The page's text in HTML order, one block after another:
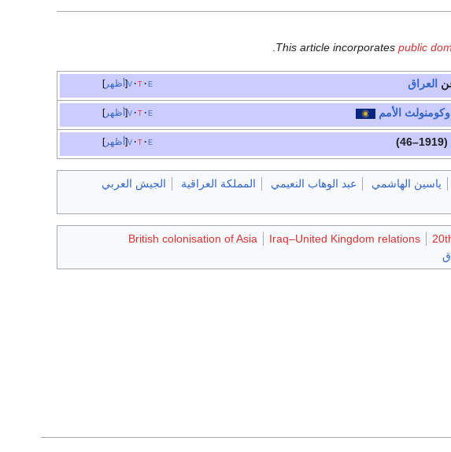
This article incorporates public
أظهر v t e العراق
أظهر v t e وكومنولث الأمم
أظهر v t e (1919–46)
ياسين الهاشمي عبد الوهاب النعيمي المملكة العراقية
الجيش العربي
Iraq–United Kingdom relations
British colonisation of Asia